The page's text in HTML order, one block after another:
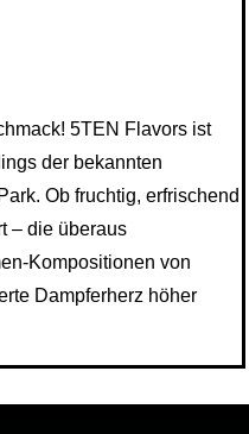
5TEN Flavors ist
der bekannten
Ob fruchtig, erfrischend
– die überaus
Kompositionen von
Dampferherz höher